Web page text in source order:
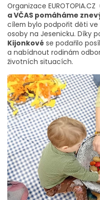
Organizace
a VČAS pomáháme
cílem bylo podpořit děti
osoby na Jesenicku. Díky
Kijonkové se podařilo
a nabídnout rodinám
životních situacích.